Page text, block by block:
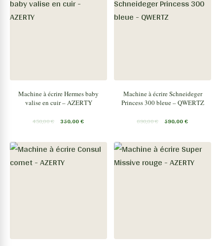
Machine à écrire Hermes baby
valise en cuir – AZERTY
450,00€ 350,00€
Machine à écrire Schneideger
Princess 300 bleue – QWERTZ
690,00€ 590,00€